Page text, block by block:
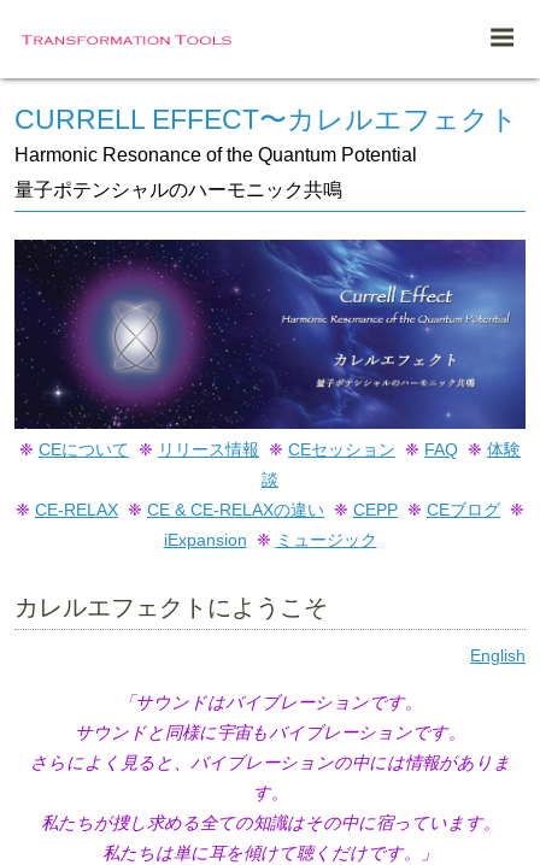
CURRELL EFFECT〜カレルエフェクト
Harmonic Resonance of the Quantum Potential
量子ポテンシャルのハーモニック共鳴
❈ CEについて ❈ リリース情報 ❈ CEセッション ❈ FAQ ❈ 体験
談
❈ CE-RELAX ❈ CE & CE-RELAXの違い ❈ CEPP ❈ CEブログ ❈
iExpansion ❈ ミュージック
カレルエフェクトにようこそ
English
「サウンドはバイブレーションです。
サウンドと同様に宇宙もバイブレーションです。
さらによく見ると、バイブレーションの中には情報がありま
す。
私たちが捜し求める全ての知識はその中に宿っています。
私たちは単に耳を傾けて聴くだけです。」